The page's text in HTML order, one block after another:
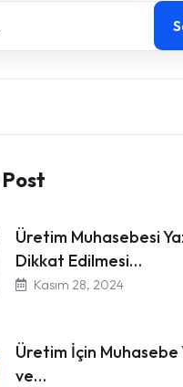
Üretim Muhasebesi
Dikkat Edilmesi…
Kasım 28, 2024
Üretim İçin Muhasebe
ve…